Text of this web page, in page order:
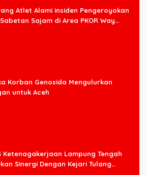
Atlet Alami insiden Pengeroyokan
Sajam di Area PKOR Way
Korban Genosida Mengulurkan
untuk Aceh
Ketenagakerjaan Lampung Tengah
Sinergi Dengan Kejari Tulang